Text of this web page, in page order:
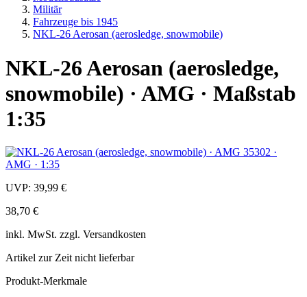
Militär
Fahrzeuge bis 1945
NKL-26 Aerosan (aerosledge, snowmobile)
NKL-26 Aerosan (aerosledge,
snowmobile) · AMG · Maßstab
1:35
UVP: 39,99 €
38,70 €
inkl. MwSt. zzgl. Versandkosten
Artikel zur Zeit nicht lieferbar
Produkt-Merkmale